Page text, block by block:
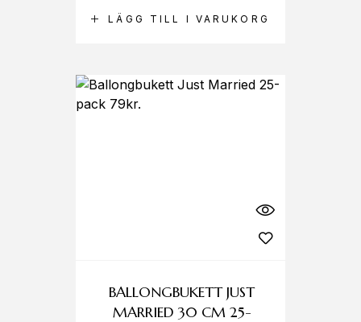
LÄGG TILL I VARUKORG
BALLONGBUKETT JUST
MARRIED 30 CM 25-